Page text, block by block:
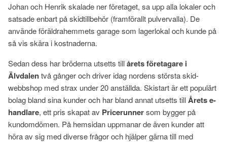
Johan och Henrik skalade ner företaget, sa upp alla lokaler och
satsade enbart på skidtillbehör (framförallt pulvervalla). De
använde föräldrahemmets garage som lagerlokal och kunde på
så vis skära i kostnaderna.
Sedan dess har bröderna utsetts tillårets företagare i
Älvdalentvå gånger och driver idag nordens största skid-
webbshop med strax under 20 anställda. Skistart är ett populärt
bolag bland sina kunder och har bland annat utsetts tillÅrets e-
handlare, ett pris skapat av Pricerunnersom bygger på
kundomdömen. På hemsidan uppmanar de även kunder att
höra av sig med diverse frågor och hjälper gärna till med